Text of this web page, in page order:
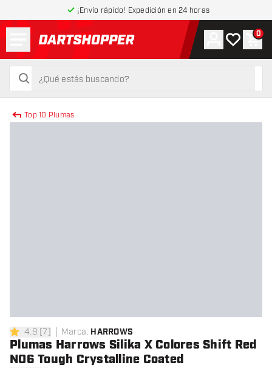
¡Envío rápido! Expedición en 24 horas
volver a la página de inicio
buscar
buscar
Cuenta
Mi lista de
0
Top 10 Plumas
4.9 estrellas de puntuación
4.9 [7] Marca: HARROWS
Plumas Harrows Silika X Colores Shift Red
NO6 Tough Crystalline Coated